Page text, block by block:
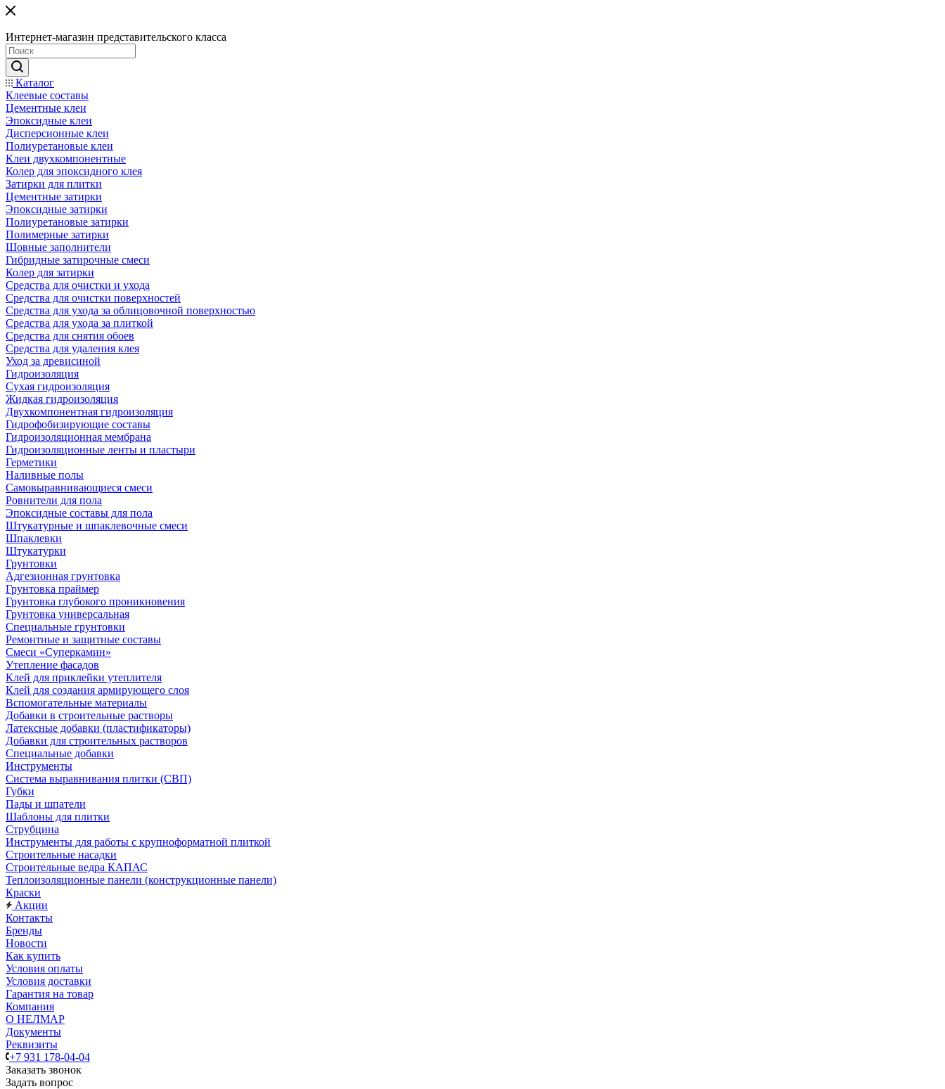
Интернет-магазин представительского класса
Каталог
Клеевые составы
Цементные клеи
Эпоксидные клеи
Дисперсионные клеи
Полиуретановые клеи
Клеи двухкомпонентные
Колер для эпоксидного клея
Затирки для плитки
Цементные затирки
Эпоксидные затирки
Полиуретановые затирки
Полимерные затирки
Шовные заполнители
Гибридные затирочные смеси
Колер для затирки
Средства для очистки и ухода
Средства для очистки поверхностей
Средства для ухода за облицовочной поверхностью
Средства для ухода за плиткой
Средства для снятия обоев
Средства для удаления клея
Уход за древисиной
Гидроизоляция
Сухая гидроизоляция
Жидкая гидроизоляция
Двухкомпонентная гидроизоляция
Гидрофобизирующие составы
Гидроизоляционная мембрана
Гидроизоляционные ленты и пластыри
Герметики
Наливные полы
Самовыравнивающиеся смеси
Ровнители для пола
Эпоксидные составы для пола
Штукатурные и шпаклевочные смеси
Шпаклевки
Штукатурки
Грунтовки
Адгезионная грунтовка
Грунтовка праймер
Грунтовка глубокого проникновения
Грунтовка универсальная
Специальные грунтовки
Ремонтные и защитные составы
Смеси «Суперкамин»
Утепление фасадов
Клей для приклейки утеплителя
Клей для создания армирующего слоя
Вспомогательные материалы
Добавки в строительные растворы
Латексные добавки (пластификаторы)
Добавки для строительных растворов
Специальные добавки
Инструменты
Система выравнивания плитки (СВП)
Губки
Пады и шпатели
Шаблоны для плитки
Струбцина
Инструменты для работы с крупноформатной плиткой
Строительные насадки
Строительные ведра КАПАС
Теплоизоляционные панели (конструкционные панели)
Краски
Акции
Контакты
Бренды
Новости
Как купить
Условия оплаты
Условия доставки
Гарантия на товар
Компания
О НЕЛМАР
Документы
Реквизиты
+7 931 178-04-04
Заказать звонок
Задать вопрос